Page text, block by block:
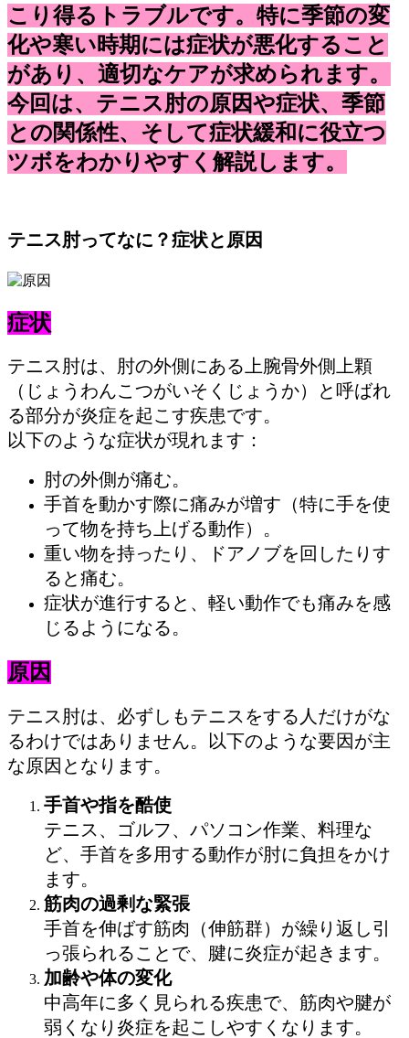
こり得るトラブルです。特に季節の変
化や寒い時期には症状が悪化すること
があり、適切なケアが求められます。
今回は、テニス肘の原因や症状、季節
との関係性、そして症状緩和に役立つ
ツボをわかりやすく解説します。
テニス肘ってなに？症状と原因
症状
テニス肘は、肘の外側にある上腕骨外側上顆
（じょうわんこつがいそくじょうか）と呼ばれ
る部分が炎症を起こす疾患です。
以下のような症状が現れます：
肘の外側が痛む。
手首を動かす際に痛みが増す（特に手を使
って物を持ち上げる動作）。
重い物を持ったり、ドアノブを回したりす
ると痛む。
症状が進行すると、軽い動作でも痛みを感
じるようになる。
原因
テニス肘は、必ずしもテニスをする人だけがな
るわけではありません。以下のような要因が主
な原因となります。
手首や指を酷使
テニス、ゴルフ、パソコン作業、料理な
ど、手首を多用する動作が肘に負担をかけ
ます。
筋肉の過剰な緊張
手首を伸ばす筋肉（伸筋群）が繰り返し引
っ張られることで、腱に炎症が起きます。
加齢や体の変化
中高年に多く見られる疾患で、筋肉や腱が
弱くなり炎症を起こしやすくなります。